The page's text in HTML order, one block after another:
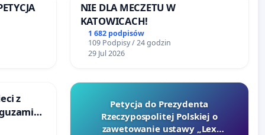
NIE DLA MECZETU W
KATOWICACH!
1 682 podpisów
109 Podpisy / 24 godzin
29 Jul 2026
z
Petycja do Prezydenta
Rzeczypospolitej Polskiej o
zawetowanie ustawy „Lex